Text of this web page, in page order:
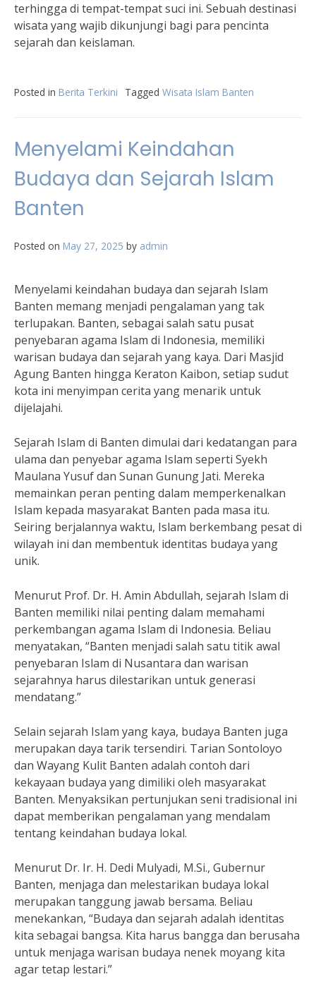
terhingga di tempat-tempat suci ini. Sebuah destinasi
wisata yang wajib dikunjungi bagi para pencinta
sejarah dan keislaman.
Posted in Berita Terkini Tagged Wisata Islam Banten
Menyelami Keindahan
Budaya dan Sejarah Islam
Banten
Posted on May 27, 2025 by admin
Menyelami keindahan budaya dan sejarah Islam
Banten memang menjadi pengalaman yang tak
terlupakan. Banten, sebagai salah satu pusat
penyebaran agama Islam di Indonesia, memiliki
warisan budaya dan sejarah yang kaya. Dari Masjid
Agung Banten hingga Keraton Kaibon, setiap sudut
kota ini menyimpan cerita yang menarik untuk
dijelajahi.
Sejarah Islam di Banten dimulai dari kedatangan para
ulama dan penyebar agama Islam seperti Syekh
Maulana Yusuf dan Sunan Gunung Jati. Mereka
memainkan peran penting dalam memperkenalkan
Islam kepada masyarakat Banten pada masa itu.
Seiring berjalannya waktu, Islam berkembang pesat di
wilayah ini dan membentuk identitas budaya yang
unik.
Menurut Prof. Dr. H. Amin Abdullah, sejarah Islam di
Banten memiliki nilai penting dalam memahami
perkembangan agama Islam di Indonesia. Beliau
menyatakan, “Banten menjadi salah satu titik awal
penyebaran Islam di Nusantara dan warisan
sejarahnya harus dilestarikan untuk generasi
mendatang.”
Selain sejarah Islam yang kaya, budaya Banten juga
merupakan daya tarik tersendiri. Tarian Sontoloyo
dan Wayang Kulit Banten adalah contoh dari
kekayaan budaya yang dimiliki oleh masyarakat
Banten. Menyaksikan pertunjukan seni tradisional ini
dapat memberikan pengalaman yang mendalam
tentang keindahan budaya lokal.
Menurut Dr. Ir. H. Dedi Mulyadi, M.Si., Gubernur
Banten, menjaga dan melestarikan budaya lokal
merupakan tanggung jawab bersama. Beliau
menekankan, “Budaya dan sejarah adalah identitas
kita sebagai bangsa. Kita harus bangga dan berusaha
untuk menjaga warisan budaya nenek moyang kita
agar tetap lestari.”